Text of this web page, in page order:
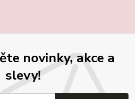
novinky, akce a
slevy!